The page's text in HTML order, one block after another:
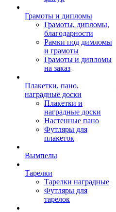
Грамоты и дипломы
Грамоты, дипломы,
благодарности
Рамки под димломы
и грамоты
Грамоты и дипломы
на заказ
Плакетки, пано,
наградные доски
Плакетки и
наградные доски
Настенные пано
Футляры для
плакеток
Вымпелы
Тарелки
Тарелки наградные
Футляры для
тарелок